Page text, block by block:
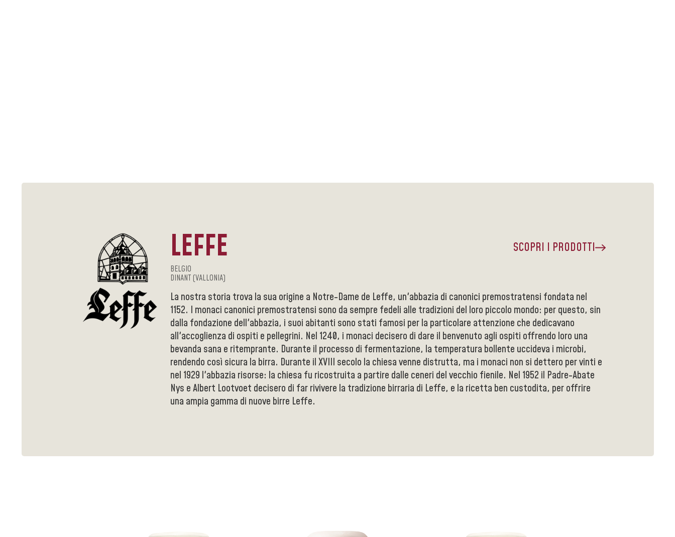
LEFFE SCOPRI I PRODOTTI
BELGIO
DINANT (VALLONIA)
La nostra storia trova la sua origine a Notre-Dame de Leffe, un'abbazia di canonici premostratensi fondata nel
1152. I monaci canonici premostratensi sono da sempre fedeli alle tradizioni del loro piccolo mondo: per questo, sin
dalla fondazione dell'abbazia, i suoi abitanti sono stati famosi per la particolare attenzione che dedicavano
all'accoglienza di ospiti e pellegrini. Nel 1240, i monaci decisero di dare il benvenuto agli ospiti offrendo loro una
bevanda sana e ritemprante. Durante il processo di fermentazione, la temperatura bollente uccideva i microbi,
rendendo così sicura la birra. Durante il XVIII secolo la chiesa venne distrutta, ma i monaci non si dettero per vinti e
nel 1929 l'abbazia risorse: la chiesa fu ricostruita a partire dalle ceneri del vecchio fienile. Nel 1952 il Padre-Abate
Nys e Albert Lootvoet decisero di far rivivere la tradizione birraria di Leffe, e la ricetta ben custodita, per offrire
una ampia gamma di nuove birre Leffe.